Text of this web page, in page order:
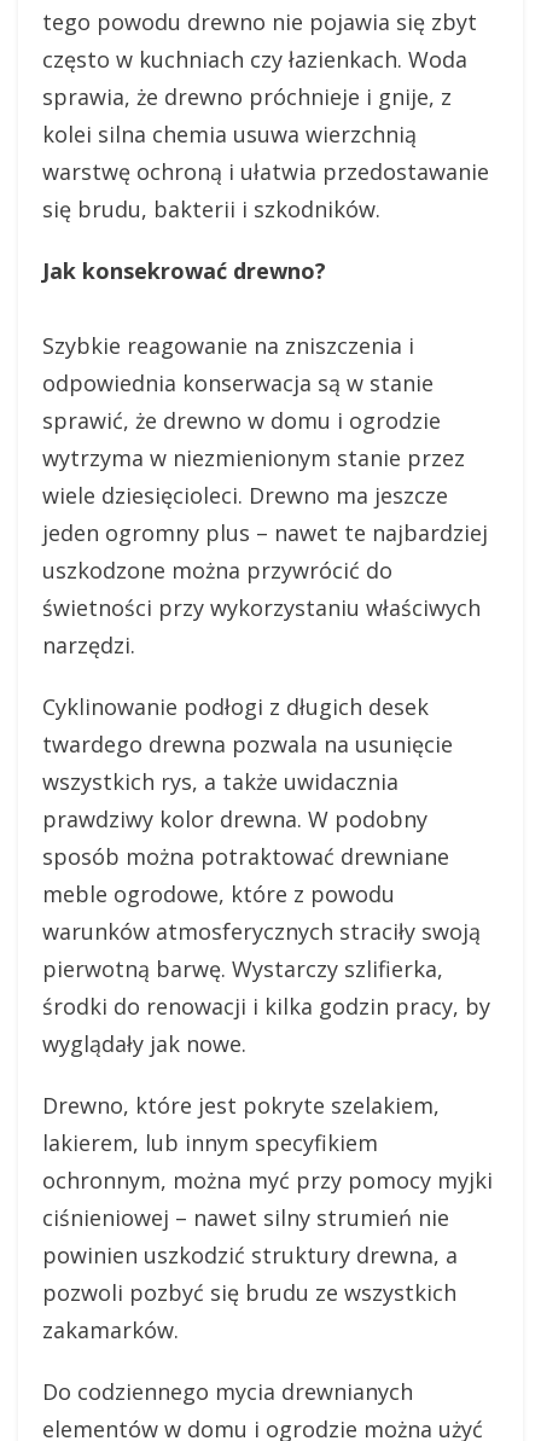
tego powodu drewno nie pojawia się zbyt
często w kuchniach czy łazienkach. Woda
sprawia, że drewno próchnieje i gnije, z
kolei silna chemia usuwa wierzchnią
warstwę ochroną i ułatwia przedostawanie
się brudu, bakterii i szkodników.
Jak konsekrować drewno?
Szybkie reagowanie na zniszczenia i
odpowiednia konserwacja są w stanie
sprawić, że drewno w domu i ogrodzie
wytrzyma w niezmienionym stanie przez
wiele dziesięcioleci. Drewno ma jeszcze
jeden ogromny plus – nawet te najbardziej
uszkodzone można przywrócić do
świetności przy wykorzystaniu właściwych
narzędzi.
Cyklinowanie podłogi z długich desek
twardego drewna pozwala na usunięcie
wszystkich rys, a także uwidacznia
prawdziwy kolor drewna. W podobny
sposób można potraktować drewniane
meble ogrodowe, które z powodu
warunków atmosferycznych straciły swoją
pierwotną barwę. Wystarczy szlifierka,
środki do renowacji i kilka godzin pracy, by
wyglądały jak nowe.
Drewno, które jest pokryte szelakiem,
lakierem, lub innym specyfikiem
ochronnym, można myć przy pomocy myjki
ciśnieniowej – nawet silny strumień nie
powinien uszkodzić struktury drewna, a
pozwoli pozbyć się brudu ze wszystkich
zakamarków.
Do codziennego mycia drewnianych
elementów w domu i ogrodzie można użyć